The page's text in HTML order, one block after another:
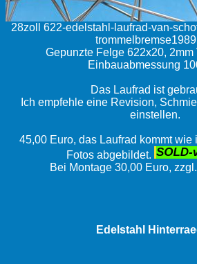
28zoll 622-edelstahl-laufrad-van-
Gepunzte Felge 622x20, 2mm
Einbauabmessung
Das Laufrad ist
Ich empfehle eine Revision,
einstellen.
45,00 Euro, das Laufrad kommt wie
Fotos abgebildet.
Bei Montage 30,00 Euro,
Edelstahl